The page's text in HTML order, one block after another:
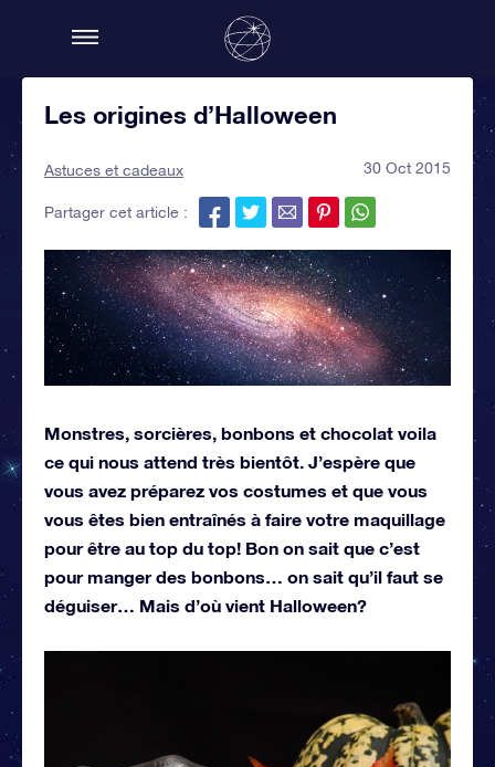
Les origines d’Halloween
Astuces et cadeaux 30 Oct 2015
Partager cet article :
Monstres, sorcières, bonbons et chocolat voila
ce qui nous attend très bientôt. J’espère que
vous avez préparez vos costumes et que vous
vous êtes bien entraînés à faire votre maquillage
pour être au top du top! Bon on sait que c’est
pour manger des bonbons… on sait qu’il faut se
déguiser… Mais d’où vient Halloween?